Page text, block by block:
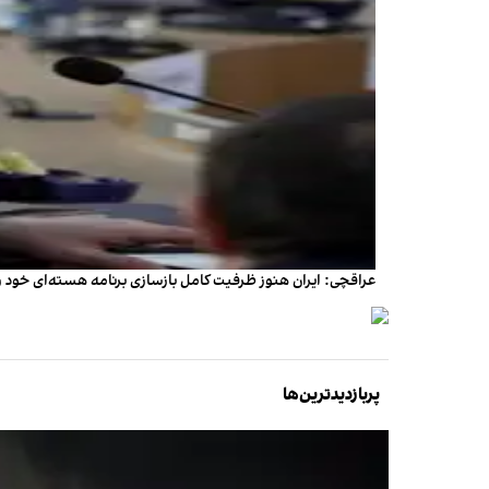
عراقچی: ایران هنوز ظرفیت کامل بازسازی برنامه هسته‌ای خود
پربازدیدترین‌ها